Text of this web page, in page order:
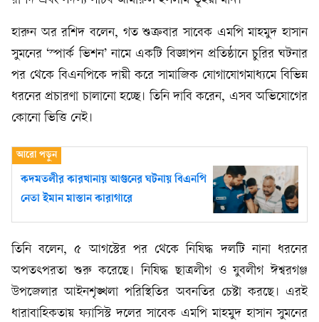
হারুন অর রশিদ বলেন, গত শুক্রবার সাবেক এমপি মাহমুদ হাসান
সুমনের ‘স্পার্ক ভিশন’ নামে একটি বিজ্ঞাপন প্রতিষ্ঠানে চুরির ঘটনার
পর থেকে বিএনপিকে দায়ী করে সামাজিক যোগাযোগমাধ্যমে বিভিন্ন
ধরনের প্রচারণা চালানো হচ্ছে। তিনি দাবি করেন, এসব অভিযোগের
কোনো ভিত্তি নেই।
কদমতলীর কারখানায় আগুনের ঘটনায় বিএনপি
নেতা ইমান মাস্তান কারাগারে
তিনি বলেন, ৫ আগস্টের পর থেকে নিষিদ্ধ দলটি নানা ধরনের
অপতৎপরতা শুরু করেছে। নিষিদ্ধ ছাত্রলীগ ও যুবলীগ ঈশ্বরগঞ্জ
উপজেলার আইনশৃঙ্খলা পরিস্থিতির অবনতির চেষ্টা করছে। এরই
ধারাবাহিকতায় ফ্যাসিস্ট দলের সাবেক এমপি মাহমুদ হাসান সুমনের